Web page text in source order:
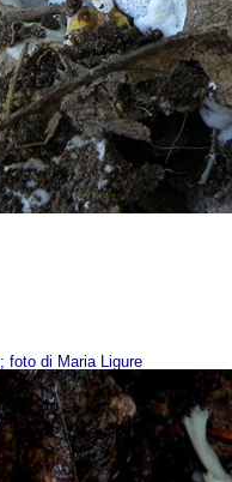
; foto di Maria Ligure